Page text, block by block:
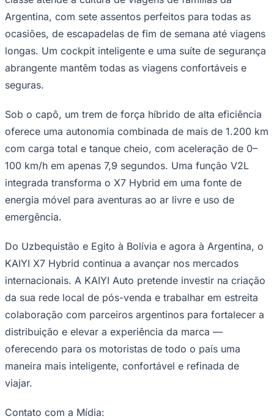
Corinthians
Palmeiras
Argentina, com sete assentos perfeitos para todas as
ocasiões, de escapadelas de fim de semana até viagens
longas. Um cockpit inteligente e uma suíte de segurança
abrangente mantêm todas as viagens confortáveis e
seguras.
Sob o capô, um trem de força híbrido de alta eficiência
oferece uma autonomia combinada de mais de 1.200 km
com carga total e tanque cheio, com aceleração de 0–
100 km/h em apenas 7,9 segundos. Uma função V2L
integrada transforma o X7 Hybrid em uma fonte de
energia móvel para aventuras ao ar livre e uso de
emergência.
Do Uzbequistão e Egito à Bolívia e agora à Argentina, o
KAIYI X7 Hybrid continua a avançar nos mercados
internacionais. A KAIYI Auto pretende investir na criação
da sua rede local de pós-venda e trabalhar em estreita
colaboração com parceiros argentinos para fortalecer a
distribuição e elevar a experiência da marca —
oferecendo para os motoristas de todo o país uma
maneira mais inteligente, confortável e refinada de
viajar.
Contato com a Mídia: